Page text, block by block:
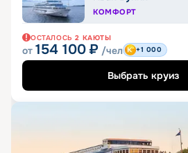
КОМФОРТ
ОСТАЛОСЬ 2 КАЮТЫ
от 154 100 ₽ /чел +1 000
Выбрать круиз